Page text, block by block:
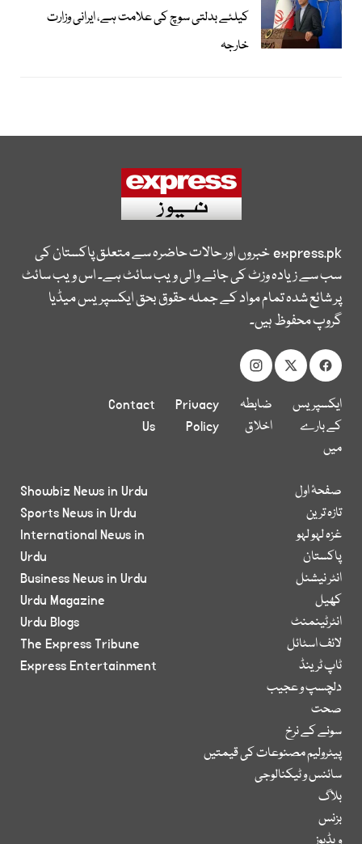
کیلئے بدلتی سوچ کی علامت ہے، ایرانی وزارت
خارجہ
express.pkخبروں اور حالات حاضرہ سے متعلق پاکستان کی
سب سے زیادہ وزٹ کی جانے والی ویب سائٹ ہے۔ اس ویب سائٹ
پر شائع شدہ تمام مواد کے جملہ حقوق بحق ایکسپریس میڈیا
گروپ محفوظ ہیں۔
ایکسپریس
کے بارے
میں
ضابطہ
اخلاق
Privacy
Policy
Contact
Us
صفحۂ اول
تازہ ترین
غزہ لہو لہو
پاکستان
انٹر نیشنل
کھیل
انٹرٹینمنٹ
لائف اسٹائل
ٹاپ ٹرینڈ
دلچسپ و عجیب
صحت
سونے کے نرخ
پیٹرولیم مصنوعات کی قیمتیں
سائنس و ٹیکنالوجی
بلاگ
بزنس
Showbiz News in Urdu
Sports News in Urdu
International News in
Urdu
Business News in Urdu
Urdu Magazine
Urdu Blogs
The Express Tribune
Express Entertainment